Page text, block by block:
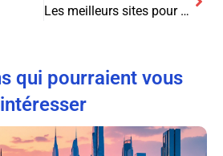
Les meilleurs sites pour écouter de la musique en streaming
qui pourraient vous
intéresser